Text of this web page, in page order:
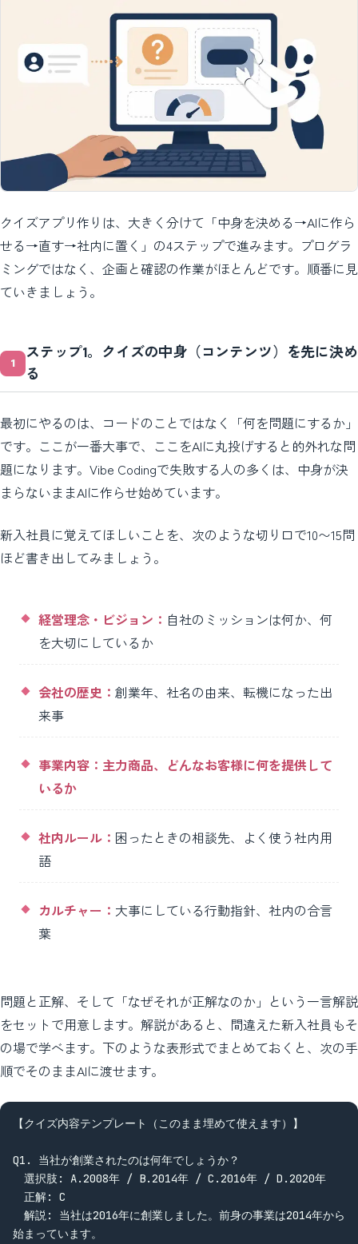
クイズアプリ作りは、大きく分けて「中身を決める→AIに作ら
せる→直す→社内に置く」の4ステップで進みます。プログラ
ミングではなく、企画と確認の作業がほとんどです。順番に見
ていきましょう。
ステップ1。クイズの中身（コンテンツ）を先に決め
る
最初にやるのは、コードのことではなく「何を問題にするか」
です。ここが一番大事で、ここをAIに丸投げすると的外れな問
題になります。Vibe Codingで失敗する人の多くは、中身が決
まらないままAIに作らせ始めています。
新入社員に覚えてほしいことを、次のような切り口で10〜15問
ほど書き出してみましょう。
経営理念・ビジョン： 自社のミッションは何か、何
を大切にしているか
会社の歴史： 創業年、社名の由来、転機になった出
来事
事業内容：主力商品、どんなお客様に何を提供して
いるか
社内ルール： 困ったときの相談先、よく使う社内用
語
カルチャー： 大事にしている行動指針、社内の合言
葉
問題と正解、そして「なぜそれが正解なのか」という一言解説
をセットで用意します。解説があると、間違えた新入社員もそ
の場で学べます。下のような表形式でまとめておくと、次の手
順でそのままAIに渡せます。
【クイズ内容テンプレート（このまま埋めて使えます）】
Q1. 当社が創業されたのは何年でしょうか？
選択肢: A.2008年 / B.2014年 / C.2016年 / D.2020年
正解: C
解説: 当社は2016年に創業しました。前身の事業は2014年から
始まっています。